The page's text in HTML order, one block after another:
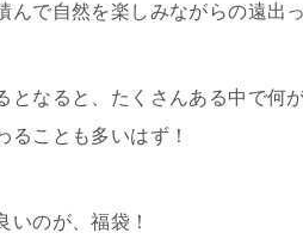
んで自然を楽しみながらの遠出
となると、たくさんある中で何
ることも多いはず！
いのが、福袋！